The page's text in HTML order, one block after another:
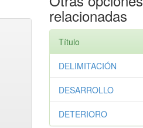
relacionadas
Título
DELIMITACIÓN
DESARROLLO
DETERIORO